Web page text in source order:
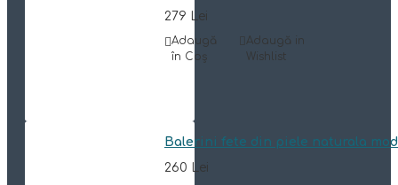
279 Lei
Adaugă
în Coş
Adaugă in
Wishlist
Balerini fete din piele naturala
260 Lei